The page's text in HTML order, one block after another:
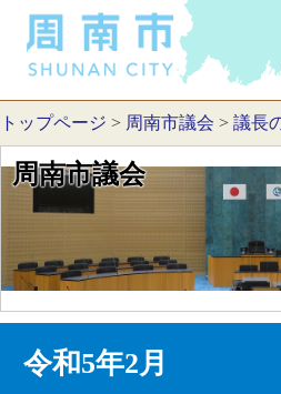
トップページ > 周南市議会 > 議長
周南市議会
令和5年2月